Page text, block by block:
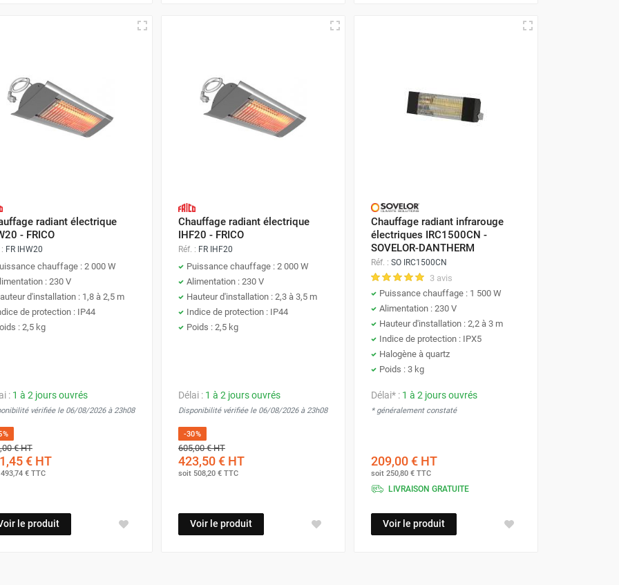
radiant électrique
- FRICO
FR IHW20
chauffage : 2 000 W
: 230 V
d'installation : 1,8 à 2,5 m
de protection : IP44
: 2,5 kg
: 1 à 2 jours ouvrés
vérifiée le 06/08/2026 à 23h08
€HT
€ HT
493,74 € TTC
le produit
Chauffage radiant électrique
IHF20 - FRICO
Réf. : FR IHF20
Puissance chauffage : 2 000 W
Alimentation : 230 V
Hauteur d'installation : 2,3 à 3,5 m
Indice de protection : IP44
Poids : 2,5 kg
Délai : 1 à 2 jours ouvrés
Disponibilité vérifiée le 06/08/2026 à 23h08
-30%
605,00 €HT
423,50 €HT
soit 508,20 €TTC
Voir le produit
Chauffage radiant infrarouge
électriques IRC1500CN -
SOVELOR-DANTHERM
Réf. : SO IRC1500CN
3 avis
Puissance chauffage : 1 500 W
Alimentation : 230 V
Hauteur d'installation : 2,2 à 3 m
Indice de protection : IPX5
Halogène à quartz
Poids : 3 kg
Délai* : 1 à 2 jours ouvrés
* généralement constaté
209,00 €HT
soit 250,80 €TTC
LIVRAISON GRATUITE
Voir le produit